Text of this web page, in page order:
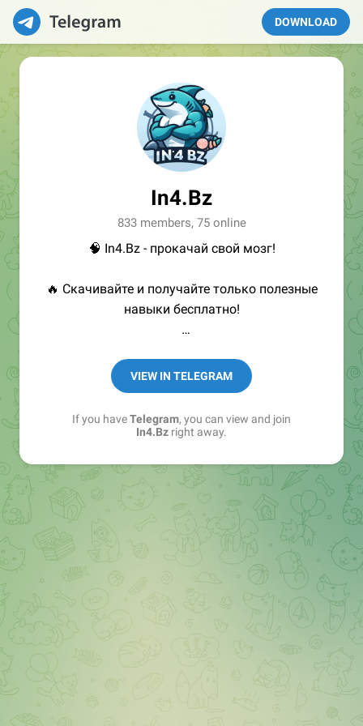
DOWNLOAD
In4.Bz
833 members, 75 online
🧠 In4.Bz - прокачай свой мозг!
🔥 Скачивайте и получайте только полезные
навыки бесплатно!
➖ in4.bz/
➖ https://t.me/in4bz
➖ twitter.com/bz_in4
➖ https://t.me/in4news
VIEW IN TELEGRAM
If you haveTelegram, you can view and join
In4.Bz right away.